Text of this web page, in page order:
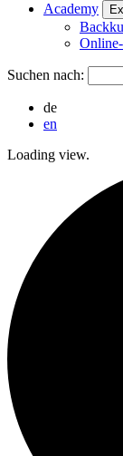
Academy
Suchen nach:
de
en
Loading view.